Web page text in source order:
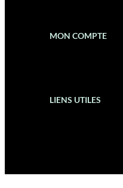
MON COMPTE
LIENS UTILES